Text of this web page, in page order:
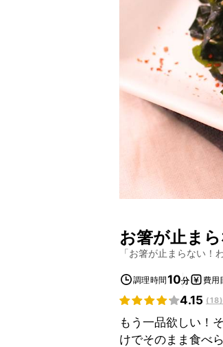
お箸が止ま
「お箸が止まらない！
調理時間10分 費用
4.15 (18)
もう一品欲しい！
けでそのまま食べ